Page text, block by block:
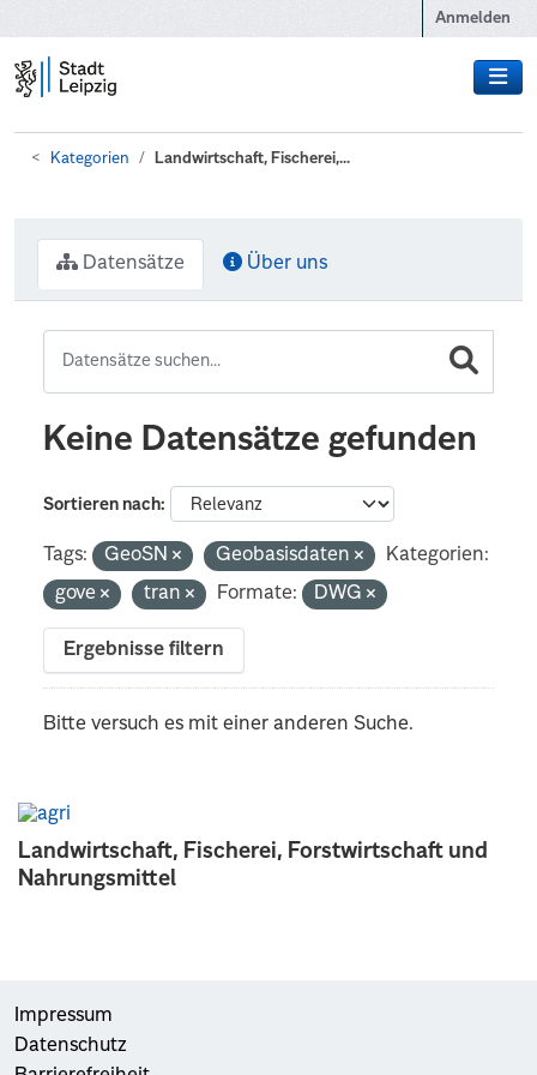
Anmelden
Kategorien Landwirtschaft, Fischerei,...
Landwirtschaft, Fischerei, Forstwirtschaft und
Nahrungsmittel
Datensätze Über uns
Keine Datensätze gefunden
Sortieren nach
Tags: GeoSN Geobasisdaten
Kategorien:
gove
tran Formate: DWG
Ergebnisse filtern
Bitte versuch es mit einer anderen Suche.
Impressum
Datenschutz